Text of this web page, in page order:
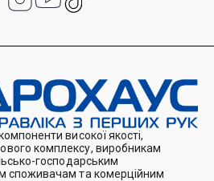
високої якості,
комплексу, виробникам
господарським
споживачам та комерційним